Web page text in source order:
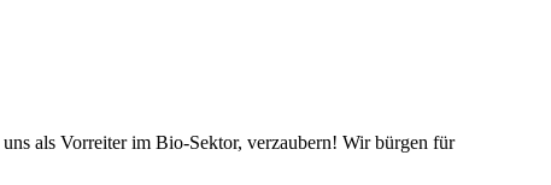
als Vorreiter im Bio-Sektor, verzaubern! Wir bürgen für